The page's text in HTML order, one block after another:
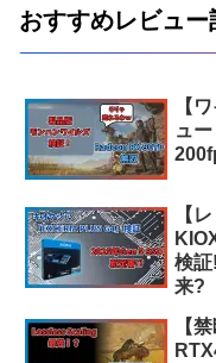
おすすめレビュー
【
ュ
【
検
来?
【